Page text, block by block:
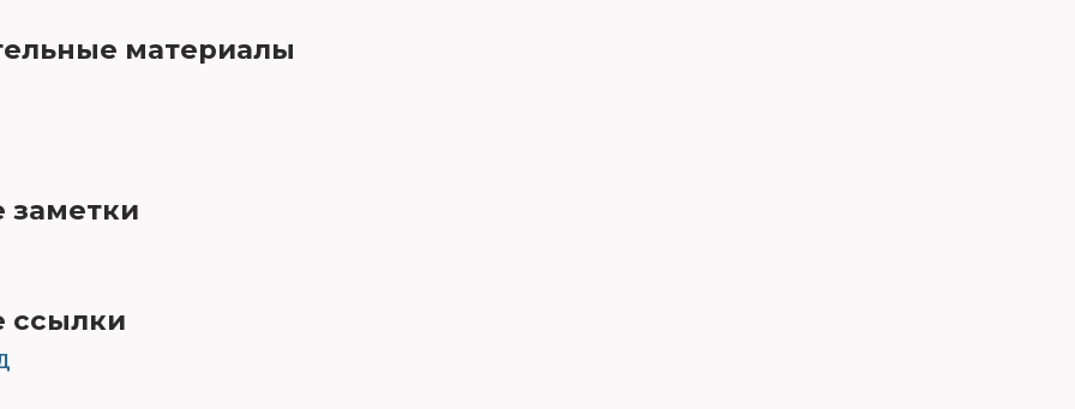
материалы
заметки
ссылки